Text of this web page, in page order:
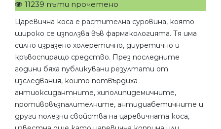
11239 пъти прочетено
Царевична коса е растителна суровина, която
широко се използва във фармакологията. Тя има
силно изразено холеретично, диуретично и
кръвоспиращо средство. През последните
години бяха публикувани резултати от
изследвания, които потвърдиха
антиоксидантните, хиполипидемичните,
противовъзпалителните, антидиабетичните и
други полезни свойства на царевичната коса,